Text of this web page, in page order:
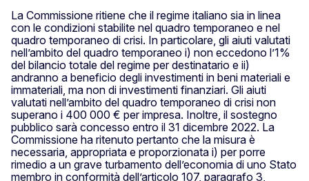
La Commissione ritiene che il regime italiano sia in linea
con le condizioni stabilite nel quadro temporaneo e nel
quadro temporaneo di crisi. In particolare, gli aiuti valutati
nell’ambito del quadro temporaneo i) non eccedono l’1%
del bilancio totale del regime per destinatario e ii)
andranno a beneficio degli investimenti in beni materiali e
immateriali, ma non di investimenti finanziari. Gli aiuti
valutati nell’ambito del quadro temporaneo di crisi non
superano i 400 000 € per impresa. Inoltre, il sostegno
pubblico sarà concesso entro il 31 dicembre 2022. La
Commissione ha ritenuto pertanto che la misura è
necessaria, appropriata e proporzionata i) per porre
rimedio a un grave turbamento dell’economia di uno Stato
membro in conformità dell’articolo 107, paragrafo 3,